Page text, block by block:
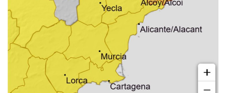
Empresas
Mapa de Mazarrón
Vídeos